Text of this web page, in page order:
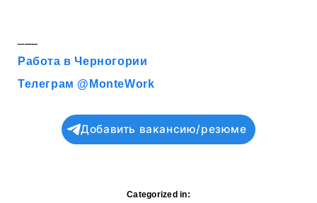
Работа в Черногории
Телеграм @MonteWork
Добавить вакансию/резюме
Categorized in: